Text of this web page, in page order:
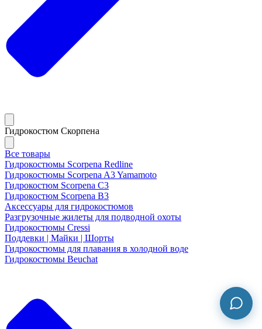
Гидрокостюм Скорпена
Все товары
Гидрокостюмы Scorpena Redline
Гидрокостюмы Scorpena A3 Yamamoto
Гидрокостюм Scorpena C3
Гидрокостюм Scorpena B3
Аксессуары для гидрокостюмов
Разгрузочные жилеты для подводной охоты
Гидрокостюмы Cressi
Поддевки | Майки | Шорты
Гидрокостюмы для плавания в холодной воде
Гидрокостюмы Beuchat